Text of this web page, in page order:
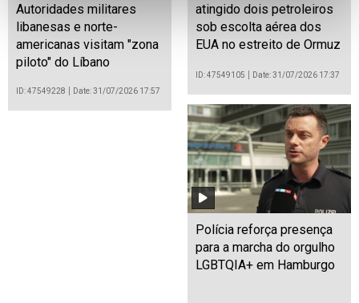
Autoridades militares
libanesas e norte-
americanas visitam "zona
piloto" do Líbano
ID: 47549228 Date: 31/07/2026 17:57
atingido dois petroleiros
sob escolta aérea dos
EUA no estreito de Ormuz
ID: 47549105 Date: 31/07/2026 17:37
Polícia reforça presença
para a marcha do orgulho
LGBTQIA+ em Hamburgo